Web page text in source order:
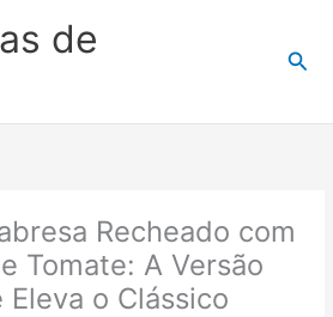
de
Recheado com
Tomate: A Versão
Eleva o Clássico